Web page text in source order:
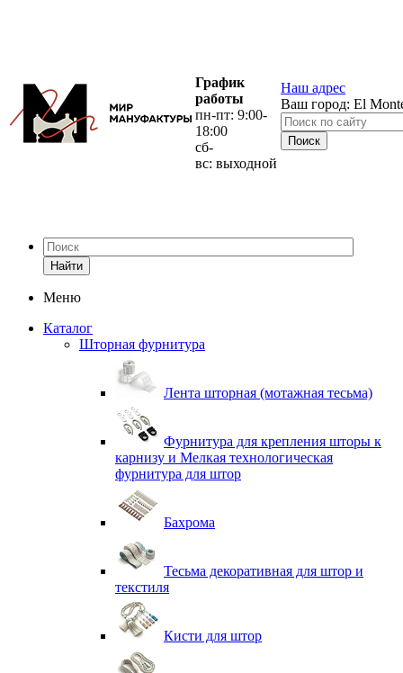
График
работы
пн-пт: 9:00-
18:00
сб-
вс: выходной
Наш адрес
Ваш город: El
Найти
Меню
Каталог
Шторная фурнитура
Лента шторная (мотажная тесьма)
Фурнитура для крепления шторы к
карнизу и Мелкая технологическая
фурнитура для штор
Бахрома
Тесьма декоративная для штор и
текстиля
Кисти для штор